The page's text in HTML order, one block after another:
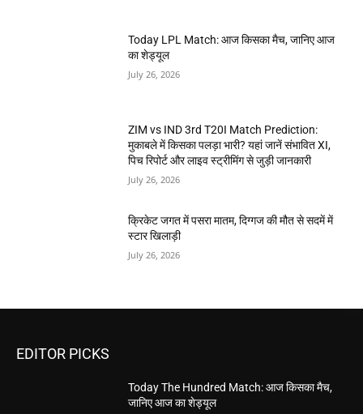
Today LPL Match: आज किसका मैच, जानिए आज
का शेड्यूल
July 26, 2026
ZIM vs IND 3rd T20I Match Prediction:
मुकाबले में किसका पलड़ा भारी? यहां जानें संभावित XI,
पिच रिपोर्ट और लाइव स्ट्रीमिंग से जुड़ी जानकारी
July 26, 2026
क्रिकेट जगत में पसरा मातम, दिग्गज की मौत से सदमें में
स्टार खिलाड़ी
July 26, 2026
EDITOR PICKS
Today The Hundred Match: आज किसका मैच,
जानिए आज का शेड्यूल